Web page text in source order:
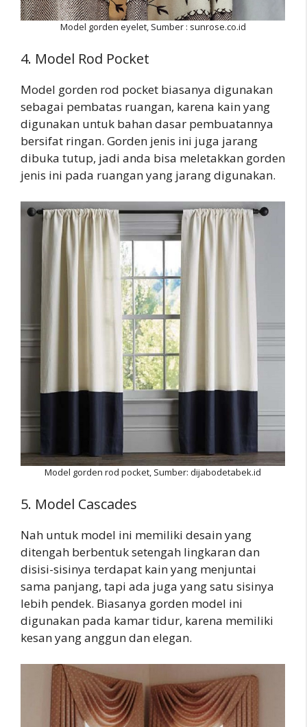
Model gorden eyelet, Sumber : sunrose.co.id
4. Model Rod Pocket
Model gorden rod pocket biasanya digunakan
sebagai pembatas ruangan, karena kain yang
digunakan untuk bahan dasar pembuatannya
bersifat ringan. Gorden jenis ini juga jarang
dibuka tutup, jadi anda bisa meletakkan gorden
jenis ini pada ruangan yang jarang digunakan.
Model gorden rod pocket, Sumber: dijabodetabek.id
5. Model Cascades
Nah untuk model ini memiliki desain yang
ditengah berbentuk setengah lingkaran dan
disisi-sisinya terdapat kain yang menjuntai
sama panjang, tapi ada juga yang satu sisinya
lebih pendek. Biasanya gorden model ini
digunakan pada kamar tidur, karena memiliki
kesan yang anggun dan elegan.